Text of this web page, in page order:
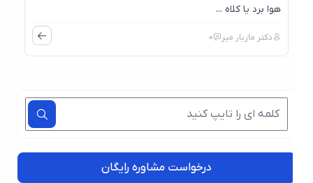
هوا برد یا کلاه ...
دکتر مازیار میر 0
درخواست مشاوره رایگان